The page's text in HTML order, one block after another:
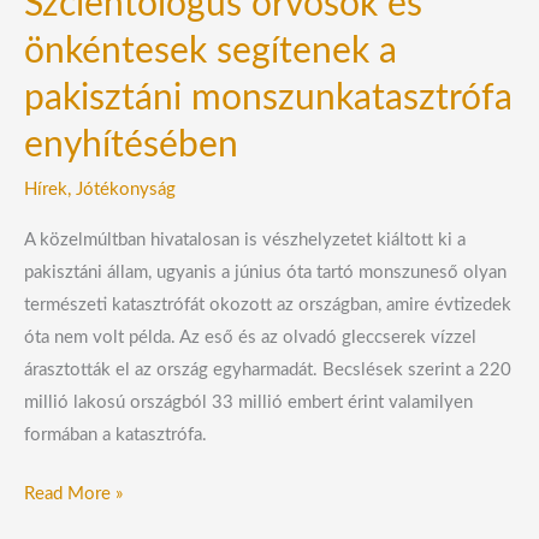
önkéntesek segítenek a
pakisztáni monszunkatasztrófa
enyhítésében
Hírek, Jótékonyság
A közelmúltban hivatalosan is vészhelyzetet kiáltott ki a
pakisztáni állam, ugyanis a június óta tartó monszuneső olyan
természeti katasztrófát okozott az országban, amire évtizedek
óta nem volt példa. Az eső és az olvadó gleccserek vízzel
árasztották el az ország egyharmadát. Becslések szerint a 220
millió lakosú országból 33 millió embert érint valamilyen
formában a katasztrófa.
Read More »